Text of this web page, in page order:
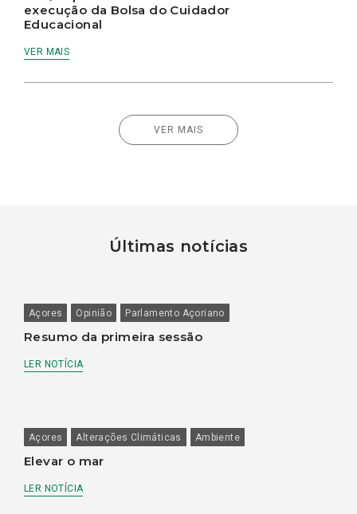
execução da Bolsa do Cuidador
Educacional
VER MAIS
VER MAIS
Últimas notícias
Açores Opinião Parlamento Açoriano
Resumo da primeira sessão
LER NOTÍCIA
Açores Alterações Climáticas Ambiente
Elevar o mar
LER NOTÍCIA